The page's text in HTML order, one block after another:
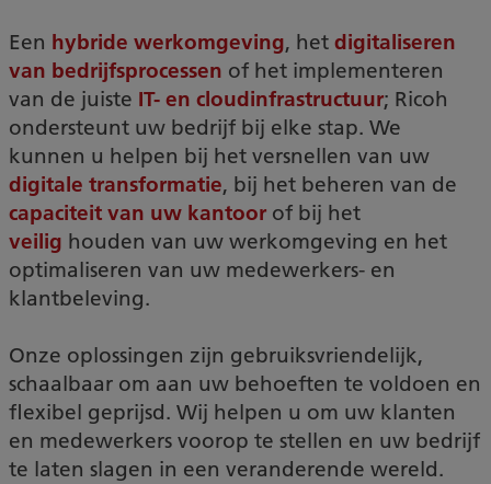
Een hybride werkomgeving, het digitaliseren
van bedrijfsprocessen of het implementeren
van de juiste IT- en cloudinfrastructuur; Ricoh
ondersteunt uw bedrijf bij elke stap. We
kunnen u helpen bij het versnellen van uw
digitale transformatie, bij het beheren van de
capaciteit van uw kantoor of bij het
veilig houden van uw werkomgeving en het
optimaliseren van uw medewerkers- en
klantbeleving.
Onze oplossingen zijn gebruiksvriendelijk,
schaalbaar om aan uw behoeften te voldoen en
flexibel geprijsd. Wij helpen u om uw klanten
en medewerkers voorop te stellen en uw bedrijf
te laten slagen in een veranderende wereld.